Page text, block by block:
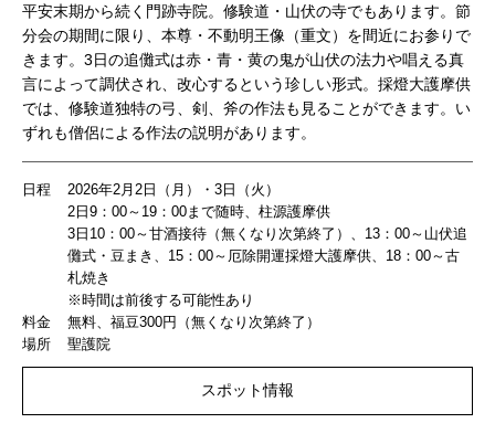
平安末期から続く門跡寺院。修験道・山伏の寺でもあります。節
分会の期間に限り、本尊・不動明王像（重文）を間近にお参りで
きます。3日の追儺式は赤・青・黄の鬼が山伏の法力や唱える真
言によって調伏され、改心するという珍しい形式。採燈大護摩供
では、修験道独特の弓、剣、斧の作法も見ることができます。い
ずれも僧侶による作法の説明があります。
日程
2026年2月2日（月）・3日（火）
2日9：00～19：00まで随時、柱源護摩供
3日10：00～甘酒接待（無くなり次第終了）、13：00～山伏追
儺式・豆まき、15：00～厄除開運採燈大護摩供、18：00～古
札焼き
※時間は前後する可能性あり
料金
無料、福豆300円（無くなり次第終了）
場所
聖護院
スポット情報